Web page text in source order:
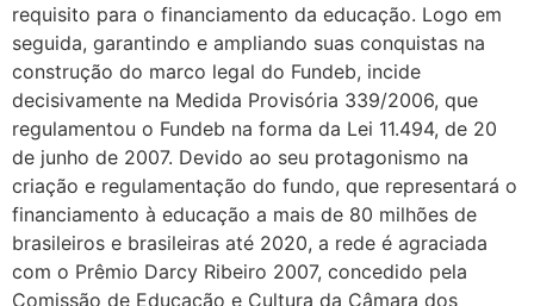
requisito para o financiamento da educação. Logo em
seguida, garantindo e ampliando suas conquistas na
construção do marco legal do Fundeb, incide
decisivamente na Medida Provisória 339/2006, que
regulamentou o Fundeb na forma da Lei 11.494, de 20
de junho de 2007. Devido ao seu protagonismo na
criação e regulamentação do fundo, que representará o
financiamento à educação a mais de 80 milhões de
brasileiros e brasileiras até 2020, a rede é agraciada
com o Prêmio Darcy Ribeiro 2007, concedido pela
Comissão de Educação e Cultura da Câmara dos